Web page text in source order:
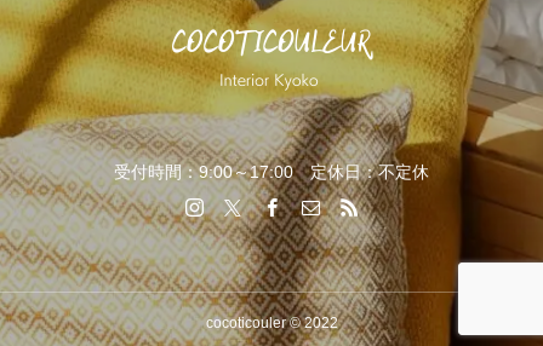
受付時間：9:00～17:00 定休日：不定休
cocoticouler © 2022